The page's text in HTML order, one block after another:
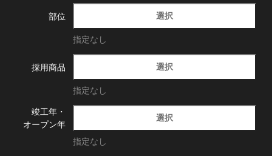
部位 選択
指定なし
採用商品 選択
指定なし
竣工年・
オープン年
選択
指定なし